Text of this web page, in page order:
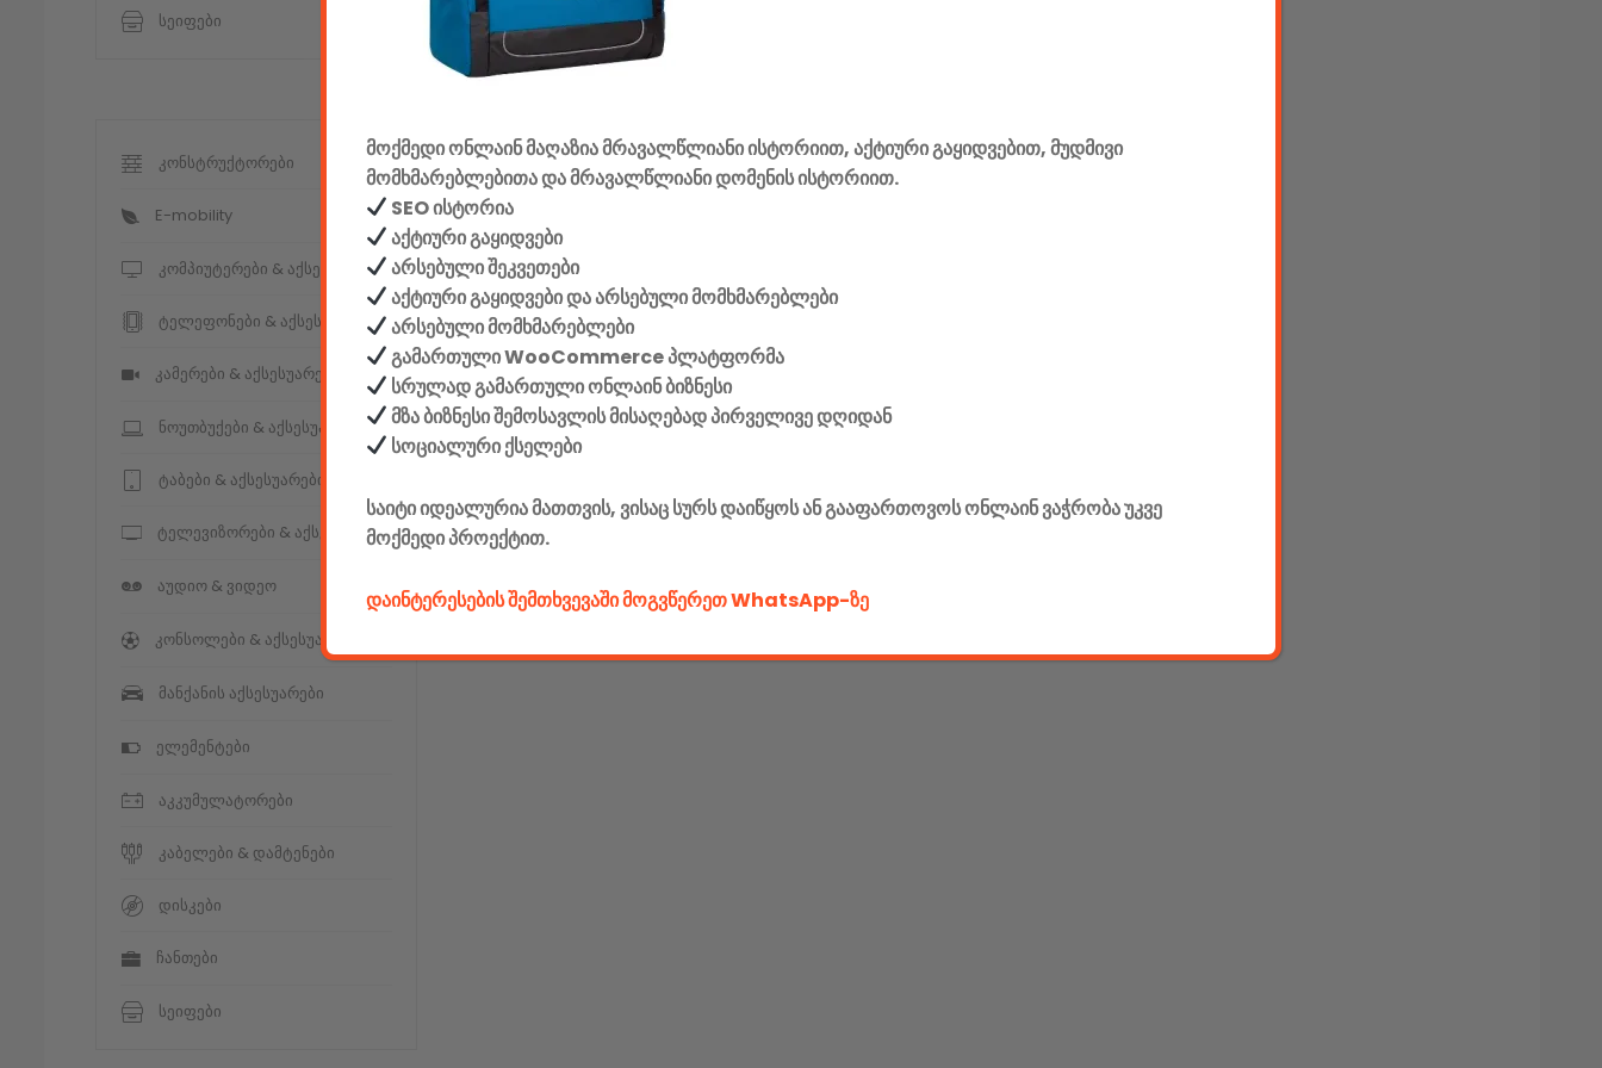
სეიფები
კონსტრუქტორები
E-mobility
კომპიუტერები & აქსესუარები
ტელეფონები & აქსესუარები
კამერები & აქსესუარები
ნოუთბუქები & აქსესუარები
ტაბები & აქსესუარები
ტელევიზორები & აქსესუარები
აუდიო & ვიდეო
კონსოლები & აქსესუარები
მანქანის აქსესუარები
ელემენტები
აკკუმულატორები
კაბელები & დამტენები
დისკები
ჩანთები
სეიფები
მოქმედი ონლაინ მაღაზია მრავალწლიანი ისტორიით, აქტიური გაყიდვებით, მუდმივი
მომხმარებლებითა და მრავალწლიანი დომენის ისტორიით.
SEO ისტორია
აქტიური გაყიდვები
არსებული შეკვეთები
აქტიური გაყიდვები და არსებული მომხმარებლები
არსებული მომხმარებლები
გამართული WooCommerce პლატფორმა
სრულად გამართული ონლაინ ბიზნესი
მზა ბიზნესი შემოსავლის მისაღებად პირველივე დღიდან
სოციალური ქსელები
საიტი იდეალურია მათთვის, ვისაც სურს დაიწყოს ან გააფართოვოს ონლაინ ვაჭრობა უკვე
მოქმედი პროექტით.
დაინტერესების შემთხვევაში მოგვწერეთ WhatsApp-ზე